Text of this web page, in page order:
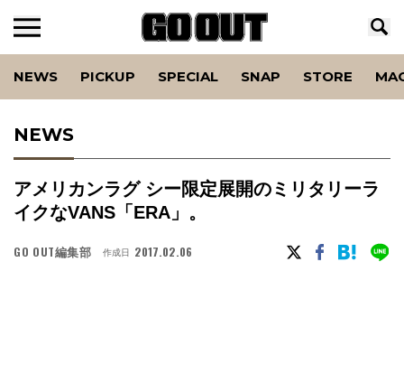
NEWS PICKUP SPECIAL SNAP STORE
NEWS
アメリカンラグ シー限定展開のミリタリーラ
イクなVANS「ERA」。
GO OUT編集部 作成日 2017.02.06